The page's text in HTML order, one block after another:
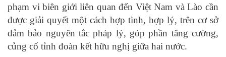
phạm vi biên giới liên quan đến Việt Nam và Lào cần
được giải quyết một cách hợp tình, hợp lý, trên cơ sở
đảm bảo nguyên tắc pháp lý, góp phần tăng cường,
củng cố tỉnh đoàn kết hữu nghị giữa hai nước.